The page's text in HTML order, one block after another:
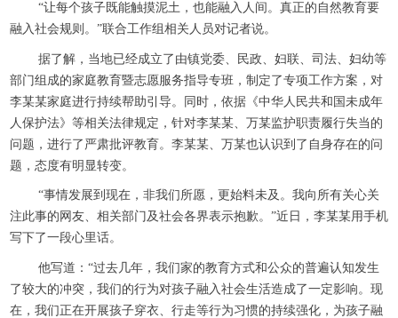
“让每个孩子既能触摸泥土，也能融入人间。真正的自然教育要
融入社会规则。”联合工作组相关人员对记者说。
据了解，当地已经成立了由镇党委、民政、妇联、司法、妇幼等
部门组成的家庭教育暨志愿服务指导专班，制定了专项工作方案，对
李某某家庭进行持续帮助引导。同时，依据《中华人民共和国未成年
人保护法》等相关法律规定，针对李某某、万某监护职责履行失当的
问题，进行了严肃批评教育。李某某、万某也认识到了自身存在的问
题，态度有明显转变。
“事情发展到现在，非我们所愿，更始料未及。我向所有关心关
注此事的网友、相关部门及社会各界表示抱歉。”近日，李某某用手机
写下了一段心里话。
他写道：“过去几年，我们家的教育方式和公众的普遍认知发生
了较大的冲突，我们的行为对孩子融入社会生活造成了一定影响。现
在，我们正在开展孩子穿衣、行走等行为习惯的持续强化，为孩子融